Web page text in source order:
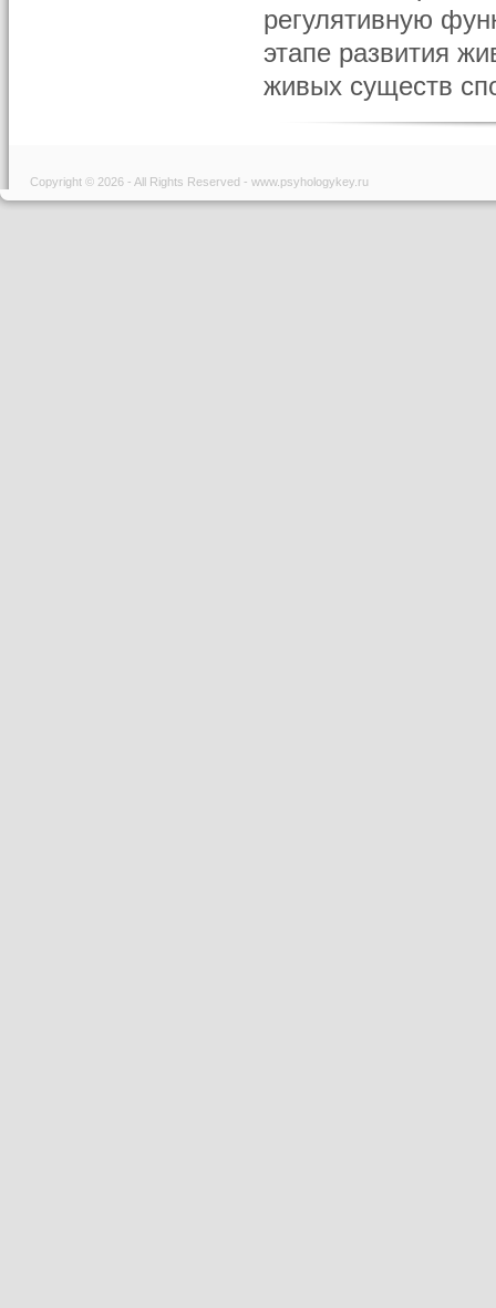
регулятивную
этапе развития
живых существ
Copyright © 2026 - All Rights Reserved - www.psyhologykey.ru